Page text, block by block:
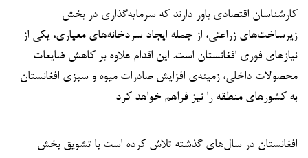
کارشناسان اقتصادی باور دارند که سرمایه‌گذاری در بخش
زیرساخت‌های زراعتی، از جمله ایجاد سردخانه‌های معیاری، یکی از
نیازهای فوری افغانستان است. این اقدام علاوه بر کاهش ضایعات
محصولات داخلی، زمینه‌ی افزایش صادرات میوه و سبزی افغانستان
به کشورهای منطقه را نیز فراهم خواهد کرد
افغانستان در سال‌های گذشته تلاش کرده است با تشویق بخش